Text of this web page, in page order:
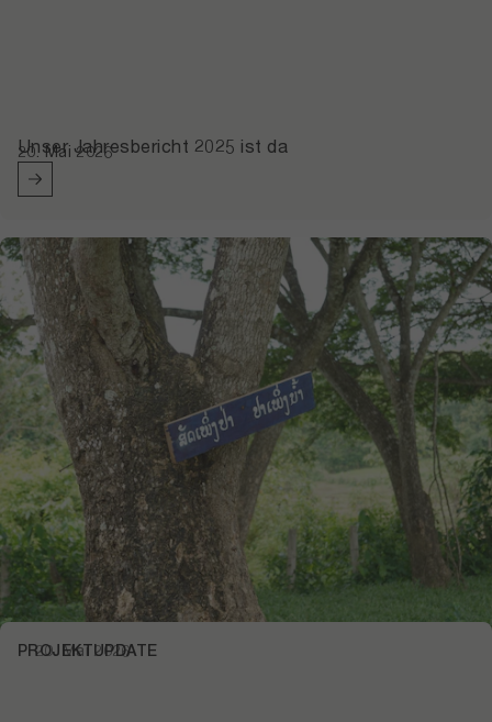
Unser Jahresbericht 2025 ist da
20. Mai 2026
PROJEKTUPDATE
20. Mai 2026